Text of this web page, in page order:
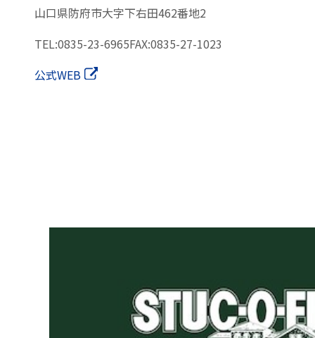
山口県防府市大字下右田462番地2
TEL:0835-23-6965FAX:0835-27-1023
公式WEB